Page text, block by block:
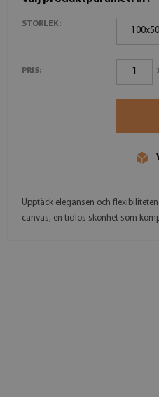
STORLEK:
PRIS:
Upptäck elegansen och
canvas, en tidlös skönhet som